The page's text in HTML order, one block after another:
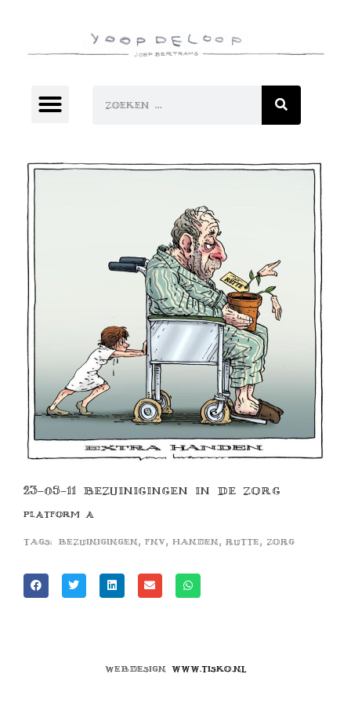
23-05-11 BEZUINIGINGEN IN DE ZORG
PLATFORM A
Tags: bezuinigingen, fnv , handen, rutte , zorg
Webdesign www.tisko.nl